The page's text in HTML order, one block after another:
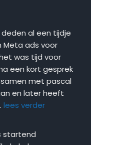
deden al een tijdje
Meta ads voor
was tijd voor
een kort gesprek
met pascal
en later heeft
lees verder
startend